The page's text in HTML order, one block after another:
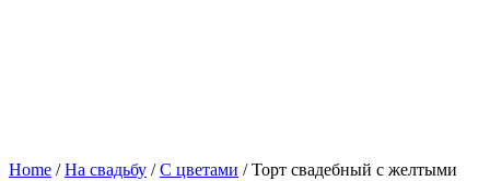
Home /На свадьбу /С цветами / Торт свадебный с желтыми